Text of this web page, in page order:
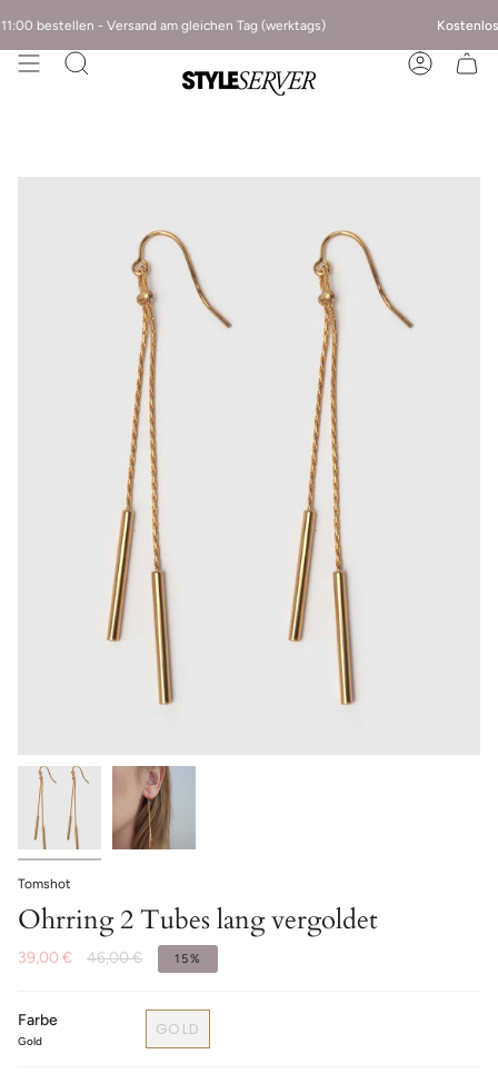
bestellen - Versand am gleichen Tag (werktags)
Tomshot
Ohrring 2 Tubes lang vergoldet
39,00 € 46,00 € 15%
Farbe
Gold
GOLD